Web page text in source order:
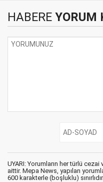
HABERE YORUM
UYARI: Yorumların her türlü
aittir. Mepa News, yapılan
600 karakterle (boşluklu) sınırlıdır.